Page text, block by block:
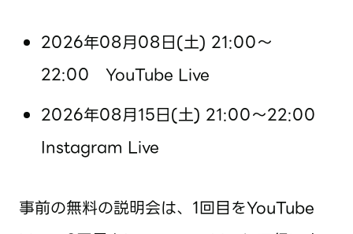
2026年08月08日(土) 21:00〜
22:00 YouTube Live
2026年08月15日(土) 21:00〜22:00
Instagram Live
事前の無料の説明会は、1回目をYouTube